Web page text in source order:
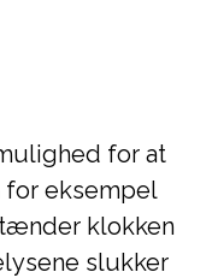
for at
for eksempel
klokken
slukker